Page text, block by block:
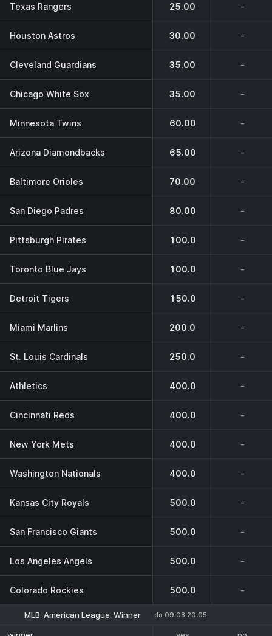
Texas Rangers 25.00 -
Houston Astros 30.00 -
Cleveland Guardians 35.00 -
Chicago White Sox 35.00 -
Minnesota Twins 60.00 -
Arizona Diamondbacks 65.00 -
Baltimore Orioles 70.00 -
San Diego Padres 80.00 -
Pittsburgh Pirates 100.0 -
Toronto Blue Jays 100.0 -
Detroit Tigers 150.0 -
Miami Marlins 200.0 -
St. Louis Cardinals 250.0 -
Athletics 400.0 -
Cincinnati Reds 400.0 -
New York Mets 400.0 -
Washington Nationals 400.0 -
Kansas City Royals 500.0 -
San Francisco Giants 500.0 -
Los Angeles Angels 500.0 -
Colorado Rockies 500.0 -
MLB. American League. Winner do 09.08 20:05